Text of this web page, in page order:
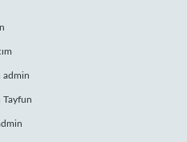
admin
Tayfun